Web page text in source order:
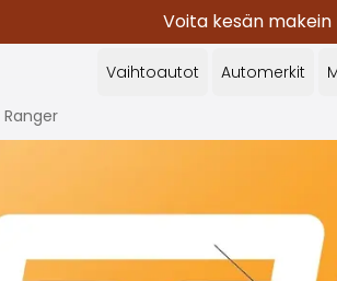
Voita kesän
Vaihtoautot Automerkit
Ranger